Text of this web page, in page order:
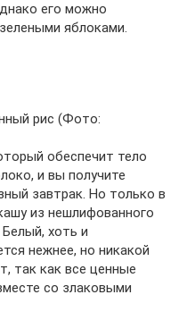
его можно
яблоками.
рис (Фото:
обеспечит тело
и вы получите
завтрак. Но только в
из нешлифованного
Белый, хоть и
нежнее, но никакой
так как все ценные
со злаковыми